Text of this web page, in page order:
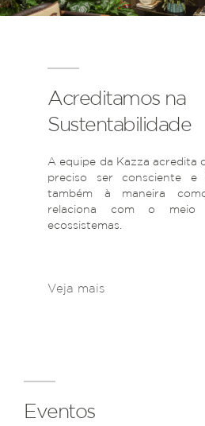
Acreditamos na
Sustentabilidade
A equipe da Kazza acredita
preciso ser consciente e
também à maneira
relaciona com o
ecossistemas.
Veja mais
Eventos